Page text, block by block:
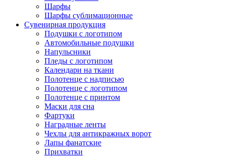
Шарфы
Шарфы сублимационные
Сувенирная продукция
Подушки с логотипом
Автомобильные подушки
Напульсники
Пледы с логотипом
Календари на ткани
Полотенце с надписью
Полотенце с логотипом
Полотенце с принтом
Маски для сна
Фартуки
Наградные ленты
Чехлы для антикражных ворот
Лапы фанатские
Прихватки